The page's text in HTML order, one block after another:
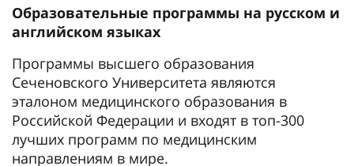
Образовательные программы на русском и
английском языках
Программы высшего образования
Сеченовского Университета являются
эталоном медицинского образования в
Российской Федерации и входят в топ-300
лучших программ по медицинским
направлениям в мире.